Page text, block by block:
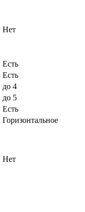
Нет
Есть
Есть
до 4
до 5
Есть
Горизонтальное
Нет